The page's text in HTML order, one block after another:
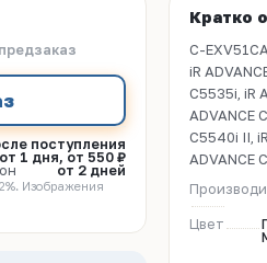
поступления
от 1 дня, от 550 ₽
от 2 дней
Изображения
Кратко
C-
iR
C5535i, iR
ADVANCE
C5540i II,
ADVANCE
Цвет